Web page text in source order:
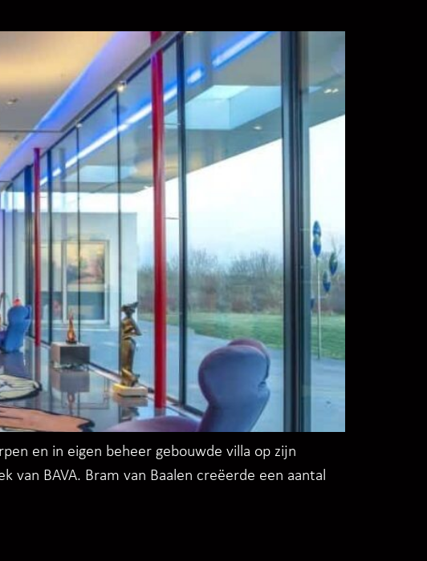
en in eigen beheer gebouwde villa op zijn
BAVA. Bram van Baalen creëerde een aantal